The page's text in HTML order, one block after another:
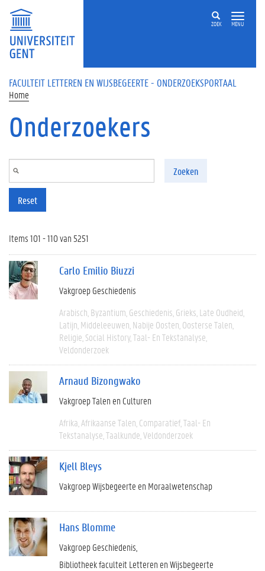
Overslaan en naar de inhoud gaan
ZOEK MENU
FACULTEIT LETTEREN EN WIJSBEGEERTE - ONDERZOEKSPORTAAL
Home
Onderzoekers
Zoeken
Reset
Items 101 - 110 van 5251
Carlo Emilio Biuzzi
Vakgroep Geschiedenis
Arabisch Byzantium Geschiedenis Grieks Late Oudheid
Latijn Middeleeuwen Nabije Oosten Oosterse Talen
Religie Social History Taal- En Tekstanalyse
Veldonderzoek
Arnaud Bizongwako
Vakgroep Talen en Culturen
Afrika Afrikaanse Talen Comparatief Taal- En
Tekstanalyse Taalkunde Veldonderzoek
Kjell Bleys
Vakgroep Wijsbegeerte en Moraalwetenschap
Hans Blomme
Vakgroep Geschiedenis
Bibliotheek faculteit Letteren en Wijsbegeerte